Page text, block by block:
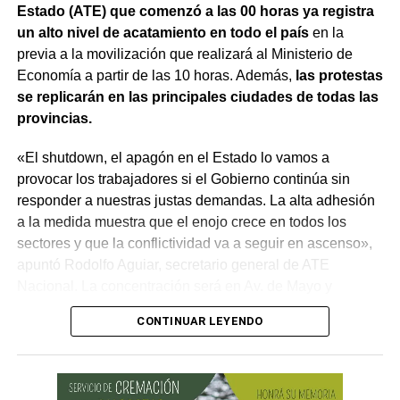
vida, como las tarifas de transporte, telefonía celular,
internet, luz y gas. Todo eso produjo una caída del salario
que tiene un impacto directo e indirecto sobre las
mujeres».
«Estamos viviendo una brutal disputa por el tiempo.
fundacionales como la jornada de 8 horas, instalando un
banco de horas flexible, que borra los límites entre lo
personal y lo laboral, debemos recurrir a varios empleos
para poder sostener la vida», dijo Chevalier y subrayó
que «esta pobreza de tiempo impacta de manera
Al abordar la persecución política a sindicalistas y
sindicatos, Biró sostuvo que «el Estado me ha iniciado
una persecución mediática, gremial, jurídica y personal
por ser el secretario general de la Asociación de Pilotos.
Estado (ATE) que comenzó a las 00 horas ya registra
un alto nivel de acatamiento en todo el paísen la
previa a la movilización que realizará al Ministerio de
Economía a partir de las 10 horas. Además, las protestas
se replicarán en las principales ciudades de todas las
provincias.
«El shutdown, el apagón en el Estado lo vamos a
provocar los trabajadores si el Gobierno continúa sin
responder a nuestras justas demandas. La alta adhesión
a la medida muestra que el enojo crece en todos los
sectores y que la conflictividad va a seguir en ascenso»,
apuntó Rodolfo Aguiar, secretario general de ATE
Santiago del Estero a partir de las 10.
cual se apoderaron en tan solo dos años y medio de más
CONTINUAR LEYENDO